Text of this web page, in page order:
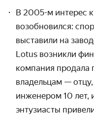
В 2005-м интерес к
возобновился:
выставили на
Lotus возникли
компания продала
владельцам —
инженером 10 лет,
энтузиасты